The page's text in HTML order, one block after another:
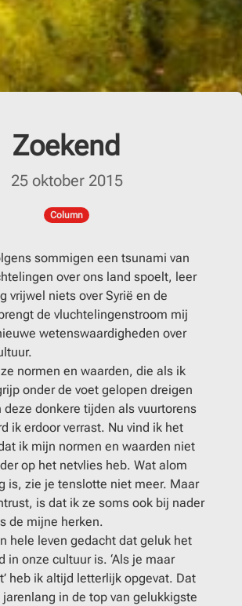
Zoekend
25 oktober 2015
Column
sommigen een tsunami van
over ons land spoelt, leer
vrijwel niets over Syrië en de
de vluchtelingenstroom mij
wetenswaardigheden over
normen en waarden, die als ik
onder de voet gelopen dreigen
deze donkere tijden als vuurtorens
ik erdoor verrast. Nu vind ik het
ik mijn normen en waarden niet
op het netvlies heb. Wat alom
is, zie je tenslotte niet meer. Maar
is dat ik ze soms ook bij nader
de mijne herken.
hele leven gedacht dat geluk het
in onze cultuur is. ‘Als je maar
heb ik altijd letterlijk opgevat. Dat
in de top van gelukkigste